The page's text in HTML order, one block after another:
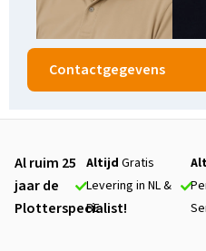
Contactgegevens
Al ruim 25
jaar de
Plotterspecialist!
Altijd Gratis
Levering in NL &
BE